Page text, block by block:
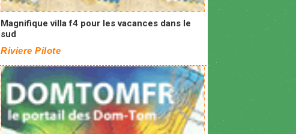
Magnifique villa f4 pour les vacances dans le
sud
Riviere Pilote